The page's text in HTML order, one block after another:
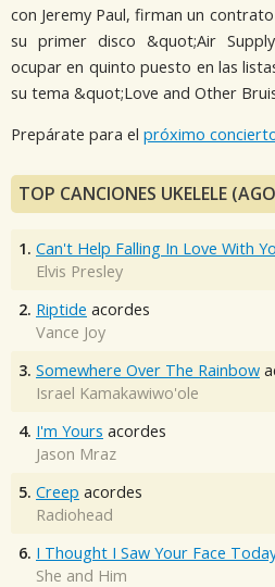
con Jeremy Paul, firman un
su primer disco &quot;Air
ocupar en quinto puesto en las
su tema &quot;Love and Other
Prepárate para el próximo
TOP CANCIONES UKELELE
1. Can't Help Falling In Love With
Elvis Presley
2. Riptide acordes
Vance Joy
3. Somewhere Over The Rainbow
Israel Kamakawiwo'ole
4. I'm Yours acordes
Jason Mraz
5. Creep acordes
Radiohead
6. I Thought I Saw Your Face
She and Him